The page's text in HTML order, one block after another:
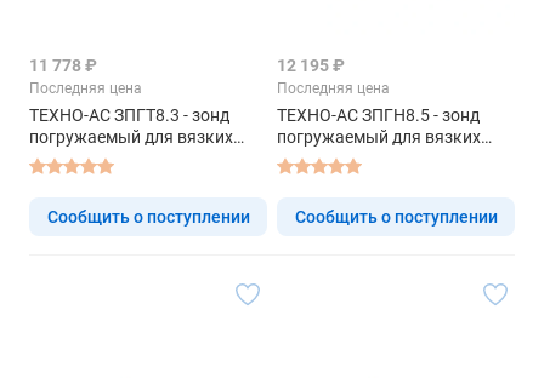
11 778 ₽
Последняя цена
ТЕХНО-АС ЗПГТ8.3 - зонд
погружаемый для вязких
жидкостей
Сообщить о поступлении
12 195 ₽
Последняя цена
ТЕХНО-АС ЗПГН8.5 - зонд
погружаемый для вязких
жидкостей
Сообщить о поступлении